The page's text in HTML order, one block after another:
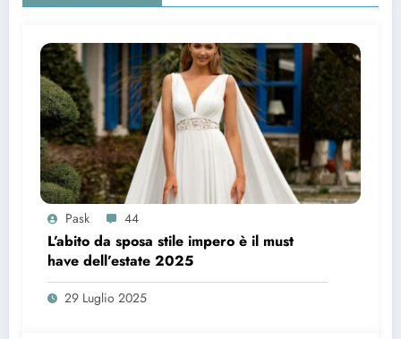
Pask 44
L’abito da sposa stile impero è il must
have dell’estate 2025
29 Luglio 2025